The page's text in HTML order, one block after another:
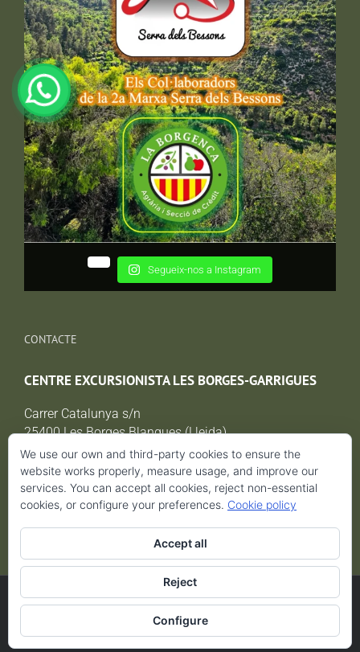
Segueix-nos a Instagram
CONTACTE
CENTRE EXCURSIONISTA LES BORGES-GARRIGUES
Carrer Catalunya s/n
25400 Les Borges Blanques (Lleida)
cxborgesgarrigues@gmail.com
AVÍS LEGAL i POLÍTICA DE PROTECCIÓ DE DADES
© 2017 CEBG
FacebookInstagram
We use our own and third-party cookies to ensure the
website works properly, measure usage, and improve our
services. You can accept all cookies, reject non-essential
cookies, or configure your preferences. Cookie policy
Accept all
Reject
Configure